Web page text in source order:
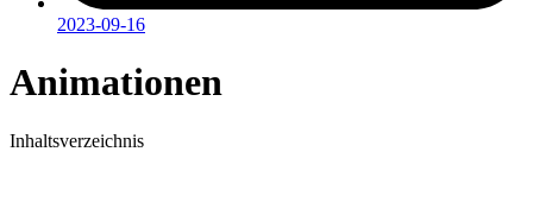
2023-09-16
Animationen
Inhaltsverzeichnis